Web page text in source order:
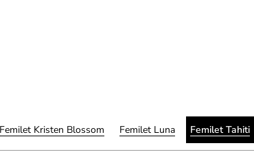
Femilet Kristen Blossom Femilet Luna Femilet Tahiti